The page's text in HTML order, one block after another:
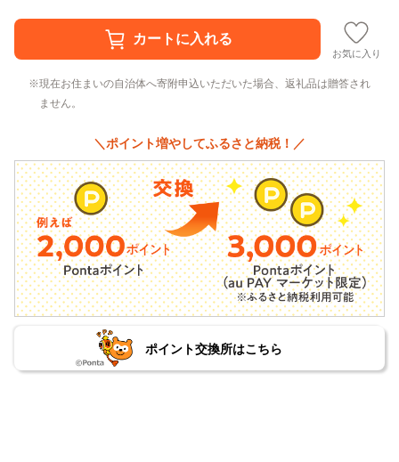
お気に入り
現在お住まいの自治体へ寄附申込いただいた場合、返礼品は贈答され
ません。
＼ポイント増やしてふるさと納税！／
ポイント交換所はこちら